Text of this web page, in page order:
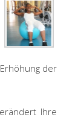
der
Ihre